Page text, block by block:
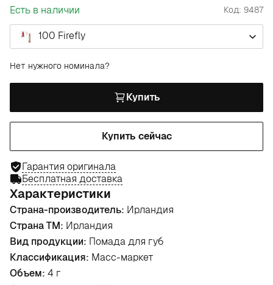
Есть в наличии
Код: 9487
100 Firefly
Нет нужного номинала?
Купить
Купить сейчас
Гарантия оригинала
Бесплатная доставка
Характеристики
Страна-производитель: Ирландия
Страна ТМ: Ирландия
Вид продукции: Помада для губ
Классификация: Масс-маркет
Объем: 4 г